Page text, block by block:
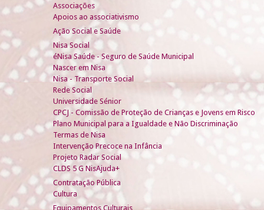
Associações
Apoios ao associativismo
Ação Social e Saúde
Nisa Social
éNisa Saúde - Seguro de Saúde Municipal
Nascer em Nisa
Nisa - Transporte Social
Rede Social
Universidade Sénior
CPCJ - Comissão de Proteção de Crianças e Jovens em Risco
Plano Municipal para a Igualdade e Não Discriminação
Termas de Nisa
Intervenção Precoce na Infância
Projeto Radar Social
CLDS 5 G NisAjuda+
Contratação Pública
Cultura
Equipamentos Culturais